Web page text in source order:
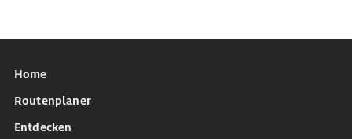
Home
Routenplaner
Entdecken